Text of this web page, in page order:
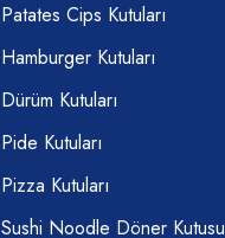
Patates Cips Kutuları
Hamburger Kutuları
Dürüm Kutuları
Pide Kutuları
Pizza Kutuları
Sushi Noodle Döner Kutusu